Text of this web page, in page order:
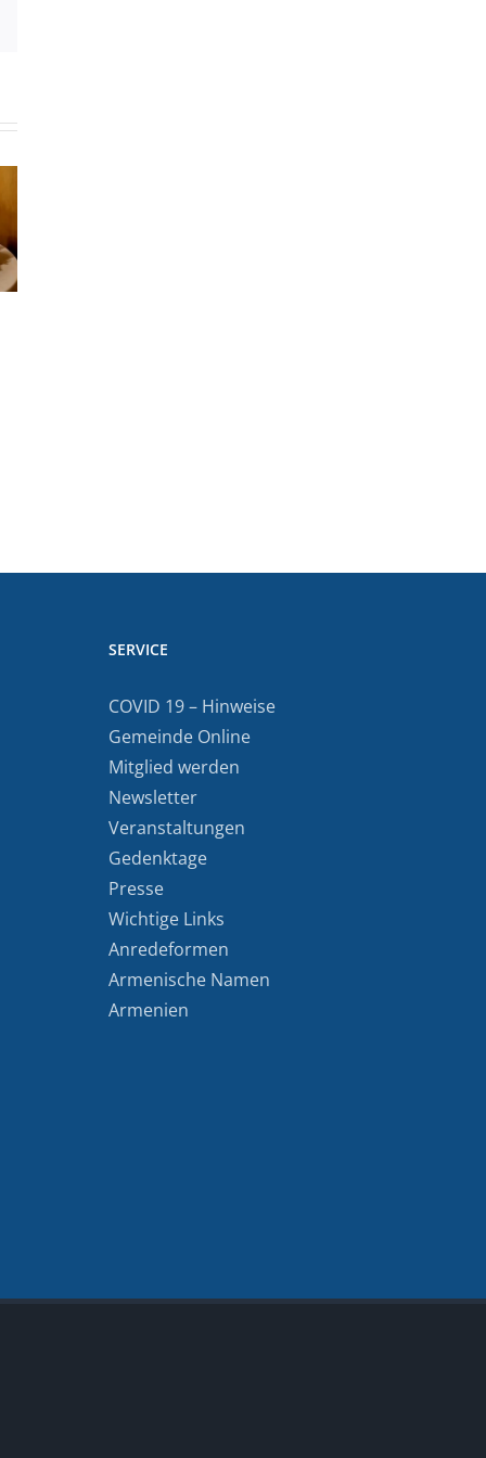
SERVICE
COVID 19 – Hinweise
Gemeinde Online
Mitglied werden
Newsletter
Veranstaltungen
Gedenktage
Presse
Wichtige Links
Anredeformen
Armenische Namen
Armenien